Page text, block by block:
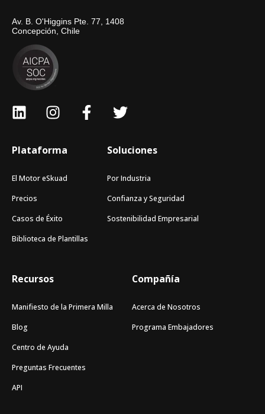
Av. B. O'Higgins Pte. 77, 1408
Concepción, Chile
Plataforma
El Motor eSkuad
Precios
Casos de Éxito
Biblioteca de Plantillas
Soluciones
Por Industria
Confianza y Seguridad
Sostenibilidad Empresarial
Recursos
Manifiesto de la Primera Milla
Blog
Centro de Ayuda
Preguntas Frecuentes
API
Compañía
Acerca de Nosotros
Programa Embajadores